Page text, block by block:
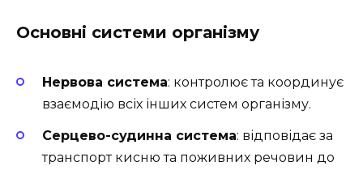
Основні системи організму
Нервова система: контролює та координує
взаємодію всіх інших систем організму.
Серцево-судинна система: відповідає за
транспорт кисню та поживних речовин до